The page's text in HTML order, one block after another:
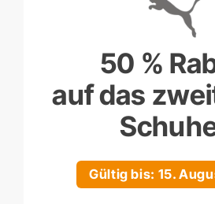
50 %
auf das
Gültig bis: 15.